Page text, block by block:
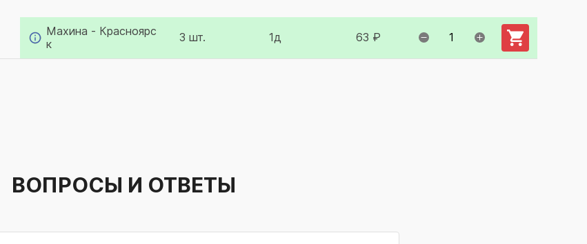
Махина - Красноярс
к
3 шт. 1д 63 ₽
ВОПРОСЫ И ОТВЕТЫ